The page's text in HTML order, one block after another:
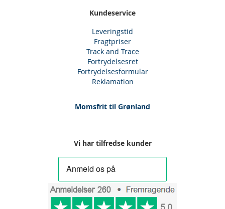
Kundeservice
Leveringstid
Fragtpriser
Track and Trace
Fortrydelsesret
Fortrydelsesformular
Reklamation
Momsfrit til Grønland
Vi har tilfredse kunder